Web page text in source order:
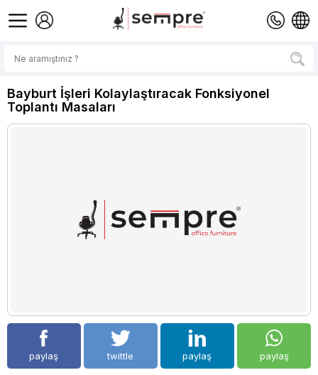
Bayburt İşleri Kolaylaştıracak Fonksiyonel
Toplantı Masaları
paylaş twittle paylaş paylaş